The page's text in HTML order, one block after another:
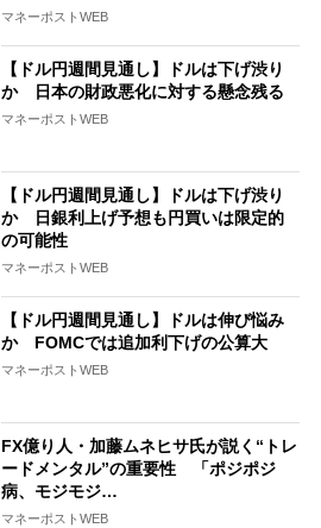
マネーポストWEB
【ドル円週間見通し】ドルは下げ渋り
か 日本の財政悪化に対する懸念残る
マネーポストWEB
【ドル円週間見通し】ドルは下げ渋り
か 日銀利上げ予想も円買いは限定的
の可能性
マネーポストWEB
【ドル円週間見通し】ドルは伸び悩み
か FOMCでは追加利下げの公算大
マネーポストWEB
FX億り人・加藤ムネヒサ氏が説く“トレ
ードメンタル”の重要性 「ポジポジ
病、モジモジ…
マネーポストWEB